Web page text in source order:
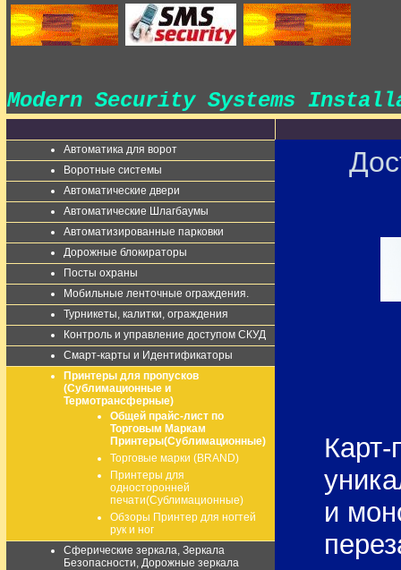
Modern Security Systems
Автоматика для ворот
Воротные системы
Автоматические двери
Автоматические Шлагбаумы
Автоматизированные парковки
Дорожные блокираторы
Посты охраны
Мобильные ленточные ограждения.
Турникеты, калитки, ограждения
Контроль и управление доступом СКУД
Смарт-карты и Идентификаторы
Принтеры для пропусков
(Сублимационные и
Термотрансферные)
Общей прайс-лист по
Торговым Маркам
Принтеры(Сублимационные)
Торговые марки (BRAND)
Принтеры для
односторонней
печати(Сублимационные)
Обзоры Принтер для ногтей
рук и ног
Сферические зеркала, Зеркала
Безопасности, Дорожные зеркала
и